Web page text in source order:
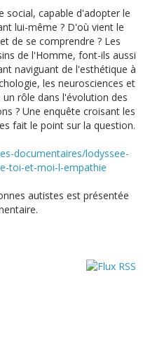
social, capable d'adopter le
lui-même ? D'où vient le
de se comprendre ? Les
de l'Homme, font-ils aussi
naviguant de l'esthétique à
les neurosciences et
rôle dans l'évolution des
? Une enquête croisant les
fait le point sur la question.
documentaires/lodyssee-
toi-et-moi-l-empathie
autistes est présentée